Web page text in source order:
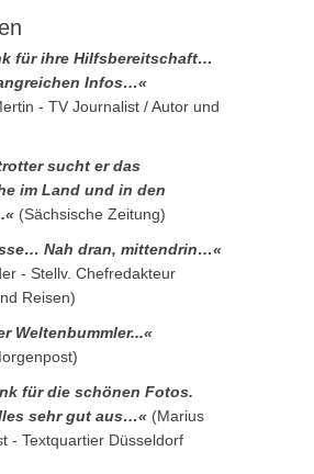
für ihre Hilfsbereitschaft…
Infos…«
- TV Journalist / Autor und
sucht er das
im Land und in den
(Sächsische Zeitung)
Nah dran, mittendrin…«
- Stellv. Chefredakteur
Reisen)
Weltenbummler...«
für die schönen Fotos.
sehr gut aus…« (Marius
- Textquartier Düsseldorf